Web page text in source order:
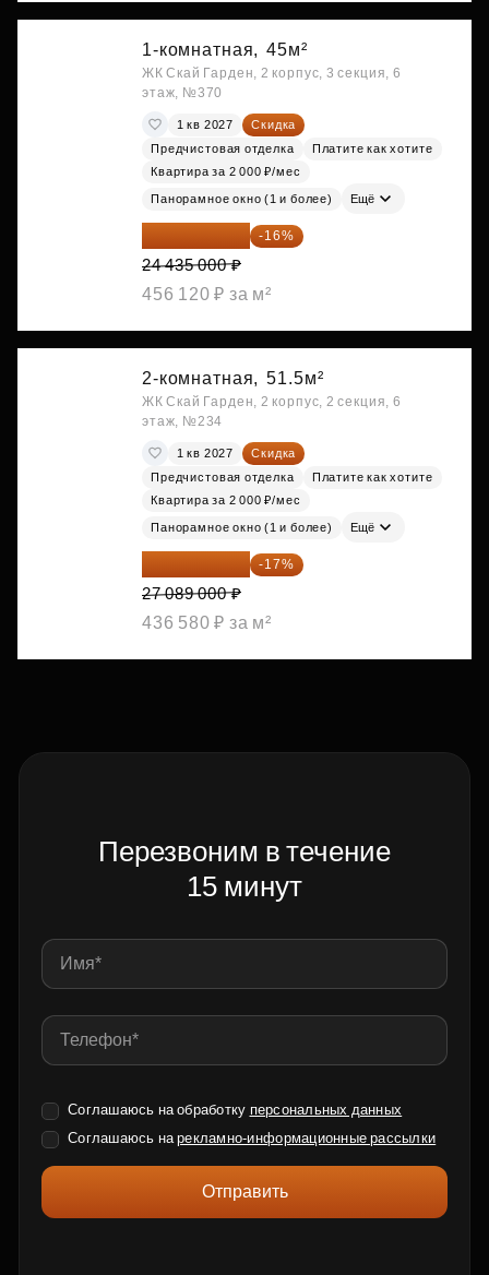
1-комнатная, 45м²
ЖК Скай Гарден, 2 корпус, 3 секция, 6
этаж, №370
1 кв 2027
Скидка
Предчистовая отделка
Платите как хотите
Квартира за 2 000 ₽/мес
Панорамное окно (1 и более) Ещё
20 525 400 ₽ -16%
24 435 000 ₽
456 120 ₽ за м²
2-комнатная, 51.5м²
ЖК Скай Гарден, 2 корпус, 2 секция, 6
этаж, №234
1 кв 2027
Скидка
Предчистовая отделка
Платите как хотите
Квартира за 2 000 ₽/мес
Панорамное окно (1 и более) Ещё
22 483 870 ₽ -17%
27 089 000 ₽
436 580 ₽ за м²
Перезвоним в течение
15 минут
Соглашаюсь на обработку персональных данных
Соглашаюсь нарекламно-информационные рассылки
Отправить